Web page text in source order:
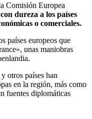
Comisión Europea
dureza a los países
o comerciales.
países europeos que
unas maniobras
otros países han
en la región, más como
fuentes diplomáticas